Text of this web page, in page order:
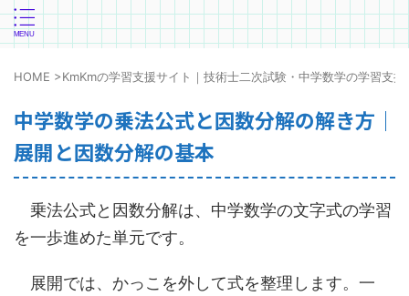
HOME >KmKmの学習支援サイト｜技術士二次試験・中学数学の学習支援
中学数学の乗法公式と因数分解の解き方｜
展開と因数分解の基本
乗法公式と因数分解は、中学数学の文字式の学習
を一歩進めた単元です。
展開では、かっこを外して式を整理します。一